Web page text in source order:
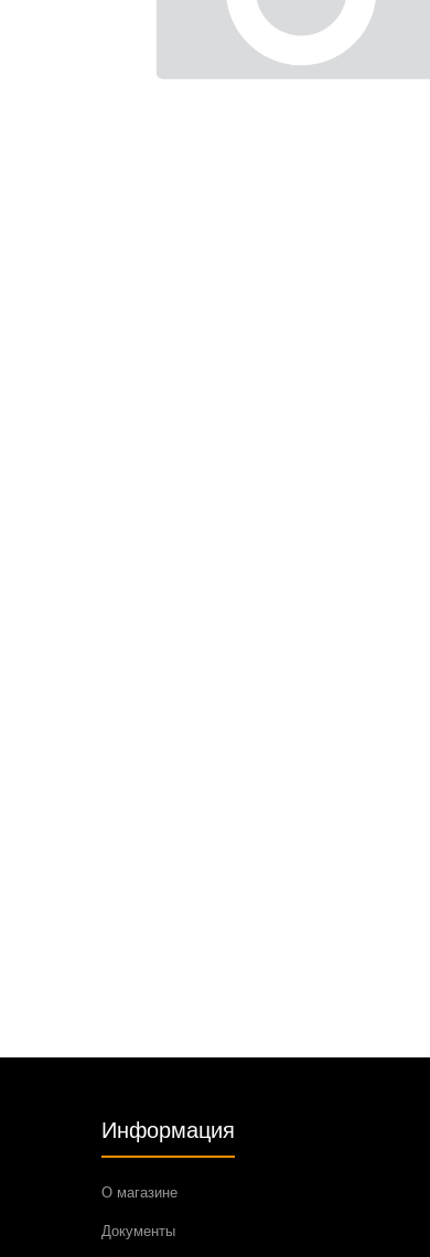
Информация
О магазине
Документы